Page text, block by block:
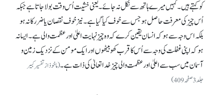
کو کہتے ہیں۔ کہیں میرے ہاتھ سے نکل نہ جائے۔ یعنی خشیت اُس وقت بولا جاتا ہے جبکہ
اُس چیز کی معرفت حاصل ہو جس سے خوف کیا گیا ہے۔ نیز خوف نقصان یا ضرر کا نہ ہو
بلکہ اس وجہ سے ہو کہ انسان یقین کرے کہ وہ چیز نہایت اعلیٰ اور عظمت والی ہے۔ ایسا نہ
ہو کہ اپنی غفلت کی وجہ سے اُس کا قرب کھو بیٹھوں اور ایک مومن کے نزدیک زمین و
آسمان میں سب سے اعلیٰ اور عظمت والی چیز خدا تعالیٰ کی ذات ہے۔(ماخوذ از تفسیر کبیر
جلد 3صفحہ 409)